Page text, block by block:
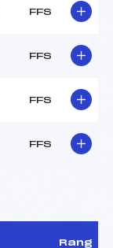
FFS
FFS
FFS
FFS
Rang